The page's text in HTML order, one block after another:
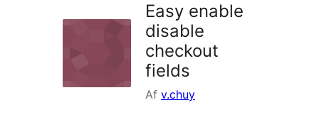
Easy enable
disable
checkout
fields
Af v.chuy